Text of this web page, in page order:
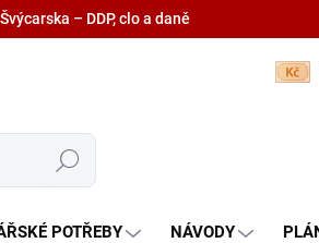
Hledat
POTŘEBY NÁVODY
– DDP, clo a daně